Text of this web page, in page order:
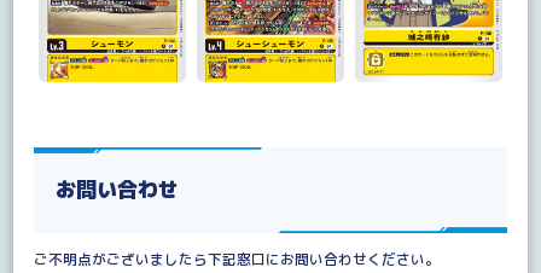
お問い合わせ
ご不明点がございましたら下記窓口にお問い合わせください。